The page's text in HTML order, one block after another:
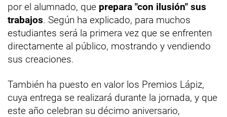
por el alumnado, que prepara "con ilusión" sus
trabajos. Según ha explicado, para muchos
estudiantes será la primera vez que se enfrenten
directamente al público, mostrando y vendiendo
sus creaciones.
También ha puesto en valor los Premios Lápiz,
cuya entrega se realizará durante la jornada, y que
este año celebran su décimo aniversario,